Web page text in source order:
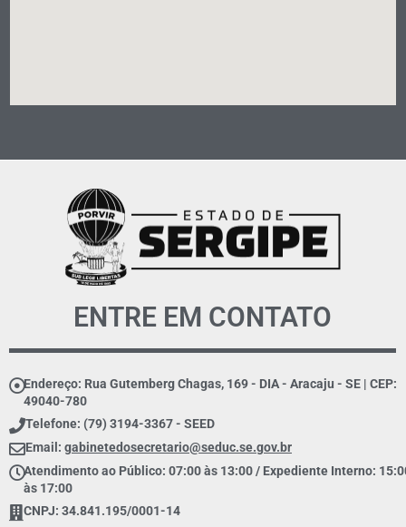
ENTRE EM CONTATO
Endereço: Rua Gutemberg Chagas, 169 - DIA - Aracaju - SE | CEP:
49040-780
Telefone: (79) 3194-3367 - SEED
Email: gabinetedosecretario@seduc.se.gov.br
Atendimento ao Público: 07:00 às 13:00 / Expediente Interno:
às 17:00
CNPJ: 34.841.195/0001-14